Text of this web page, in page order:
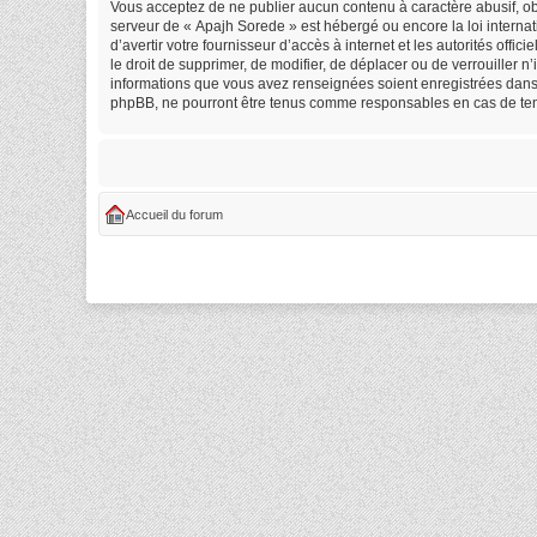
Vous acceptez de ne publier aucun contenu à caractère abusif,
serveur de « Apajh Sorede » est hébergé ou encore la loi
d’avertir votre fournisseur d’accès à internet et les autorités
le droit de supprimer, de modifier, de déplacer ou de verrouiller
informations que vous avez renseignées soient enregistrées
phpBB, ne pourront être tenus comme responsables en cas de
Accueil du forum